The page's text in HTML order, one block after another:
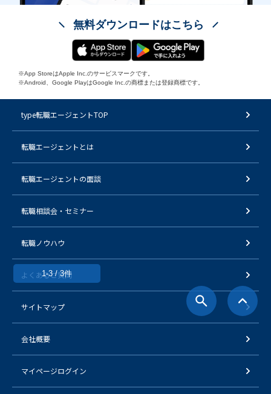
1-3 / 3件
無料ダウンロードはこちら
※App StoreはApple Inc.のサービスマークです。
※Android、Google PlayはGoogle Inc.の商標または登録商標です。
type転職エージェントTOP
転職エージェントとは
転職エージェントの面談
転職相談会・セミナー
転職ノウハウ
よくあるご質問
サイトマップ
会社概要
マイページログイン